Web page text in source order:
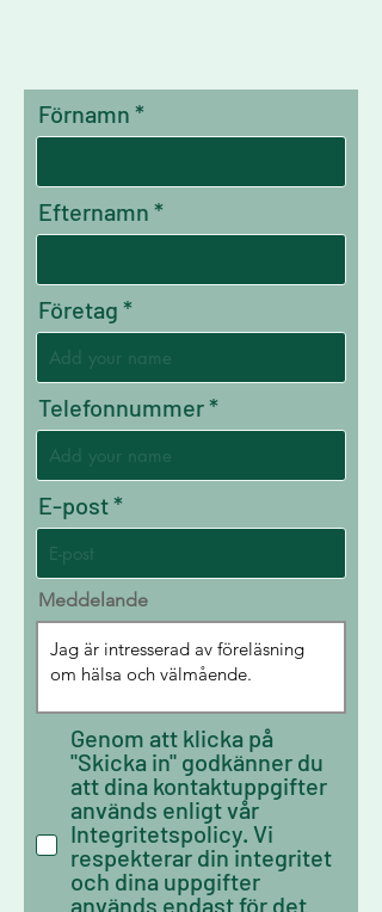
Förnamn
Efternamn
Företag
Telefonnummer
E-post
Meddelande
Genom att klicka på
"Skicka in" godkänner du
att dina kontaktuppgifter
används enligt vår
Integritetspolicy. Vi
respekterar din integritet
och dina uppgifter
används endast för det